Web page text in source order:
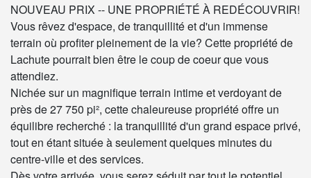
NOUVEAU PRIX -- UNE PROPRIÉTÉ À REDÉCOUVRIR!
Vous rêvez d'espace, de tranquillité et d'un immense
terrain où profiter pleinement de la vie? Cette propriété de
Lachute pourrait bien être le coup de coeur que vous
attendiez.
Nichée sur un magnifique terrain intime et verdoyant de
près de 27 750 pi², cette chaleureuse propriété offre un
équilibre recherché : la tranquillité d'un grand espace privé,
tout en étant située à seulement quelques minutes du
centre-ville et des services.